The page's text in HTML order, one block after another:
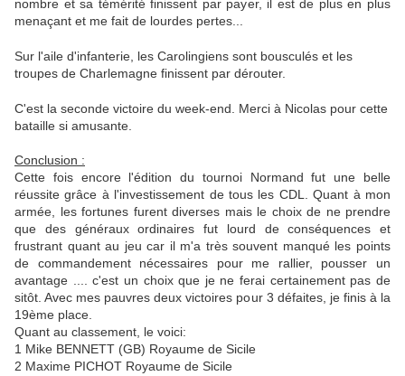
nombre et sa témérité finissent par payer, il est de plus en plus
menaçant et me fait de lourdes pertes...
Sur l'aile d'infanterie, les Carolingiens sont bousculés et les
troupes de Charlemagne finissent par dérouter.
C'est la seconde victoire du week-end. Merci à Nicolas pour cette
bataille si amusante.
Conclusion :
Cette fois encore l'édition du tournoi Normand fut une belle
réussite grâce à l'investissement de tous les CDL. Quant à mon
armée, les fortunes furent diverses mais le choix de ne prendre
que des généraux ordinaires fut lourd de conséquences et
frustrant quant au jeu car il m'a très souvent manqué les points
de commandement nécessaires pour me rallier, pousser un
avantage .... c'est un choix que je ne ferai certainement pas de
sitôt. Avec mes pauvres deux victoires pour 3 défaites, je finis à la
19ème place.
Quant au classement, le voici:
1 Mike BENNETT (GB) Royaume de Sicile
2 Maxime PICHOT Royaume de Sicile